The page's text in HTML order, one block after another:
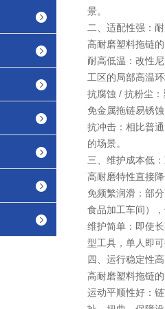
景。
二、适配性强：
高耐磨塑料拖链
耐高低温：改性
工区的局部高温
抗腐蚀 / 抗粉尘
免金属拖链易锈
抗冲击：相比普
的场景。
三、维护成本低
高耐磨特性直接
免频繁润滑：部
食品加工车间）
维护简单：即使
型工具，单人即
四、运行稳定性
高耐磨塑料拖链
运动平顺性好：